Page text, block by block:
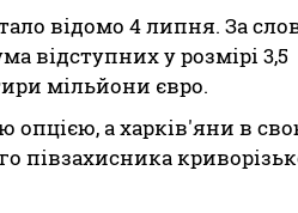
відомо 4 липня. За
відступних у розмірі 3,5
мільйони євро.
опцією, а харків'яни в
півзахисника